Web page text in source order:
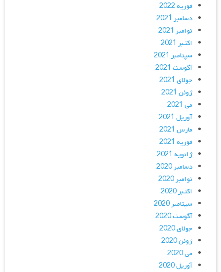
فوریه 2022
دسامبر 2021
نوامبر 2021
اکتبر 2021
سپتامبر 2021
آگوست 2021
جولای 2021
ژوئن 2021
می 2021
آوریل 2021
مارس 2021
فوریه 2021
ژانویه 2021
دسامبر 2020
نوامبر 2020
اکتبر 2020
سپتامبر 2020
آگوست 2020
جولای 2020
ژوئن 2020
می 2020
آوریل 2020